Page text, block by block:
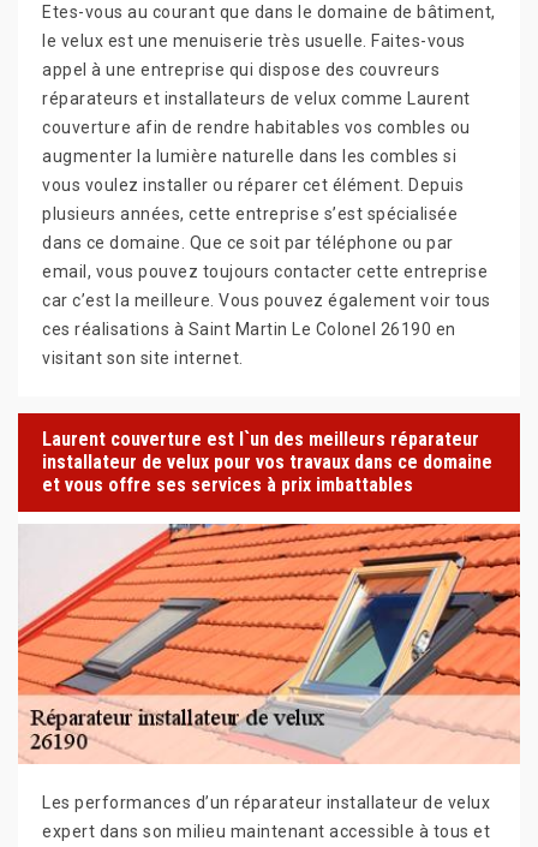
Etes-vous au courant que dans le domaine de bâtiment,
le velux est une menuiserie très usuelle. Faites-vous
appel à une entreprise qui dispose des couvreurs
réparateurs et installateurs de velux comme Laurent
couverture afin de rendre habitables vos combles ou
augmenter la lumière naturelle dans les combles si
vous voulez installer ou réparer cet élément. Depuis
plusieurs années, cette entreprise s’est spécialisée
dans ce domaine. Que ce soit par téléphone ou par
email, vous pouvez toujours contacter cette entreprise
car c’est la meilleure. Vous pouvez également voir tous
ces réalisations à Saint Martin Le Colonel 26190 en
visitant son site internet.
Laurent couverture est l`un des meilleurs réparateur
installateur de velux pour vos travaux dans ce domaine
et vous offre ses services à prix imbattables
Les performances d’un réparateur installateur de velux
expert dans son milieu maintenant accessible à tous et